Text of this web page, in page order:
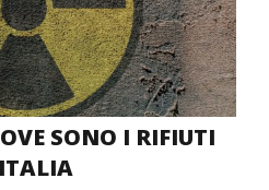
SONO I RIFIUTI